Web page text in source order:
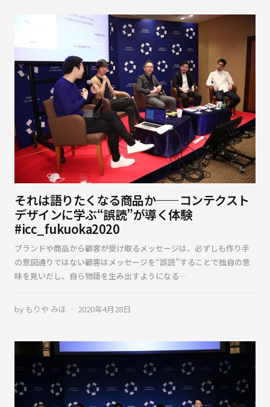
それは語りたくなる商品か——コンテクスト
デザインに学ぶ“誤読”が導く体験
#icc_fukuoka2020
ブランドや商品から顧客が受け取るメッセージは、必ずしも作り手
の意図通りではない顧客はメッセージを“誤読”することで独自の意
味を見いだし、自ら物語を生み出すようになる…
by もりや みほ 2020年4月28日